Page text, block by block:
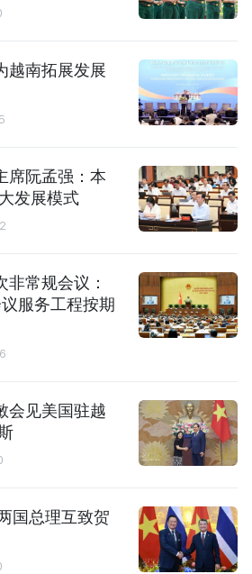
越南拓展发展
席阮孟强：本
发展模式
常规会议：
服务工程按期
会见美国驻越
国总理互致贺